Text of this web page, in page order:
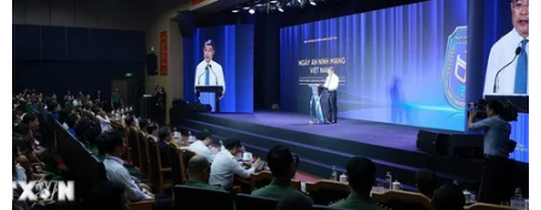
chuyến bay tới Nội Bài không thể hạ
06/08/2026 04:37
Hà Tĩnh cảnh báo nguy cơ sạt lở trên
nhiều tuyến giao thông trước mùa